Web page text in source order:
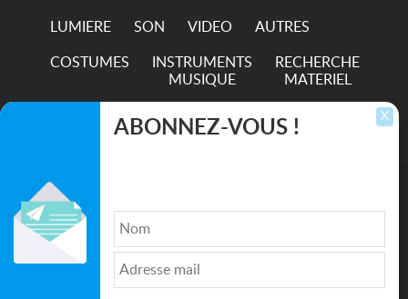
LUMIERE SON VIDEO AUTRES
COSTUMES
INSTRUMENTS
MUSIQUE
RECHERCHE
MATERIEL
TRANSPORTS
Qui sommes nous ?| Médias
Politique de confidentialité| Partenaires|
X
ABONNEZ-VOUS !